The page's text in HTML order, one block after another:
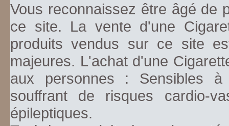
Vous reconnaissez être âgé de
ce site. La vente d'une
produits vendus sur ce site
majeures. L'achat d'une
aux personnes : Sensibles
souffrant de risques cardio-
épileptiques.